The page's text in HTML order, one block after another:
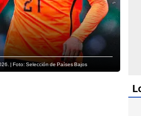
| Foto: Selección de Países Bajos